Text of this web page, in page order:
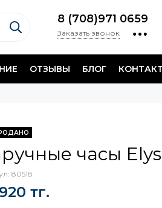
8 (708)971 0659
Заказать звонок
ОТЗЫВЫ БЛОГ
часы
80518
тг.